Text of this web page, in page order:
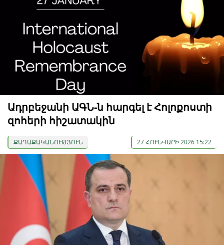
Ադրբեջանի ԱԳՆ-ն հարգել է Հոլոքոստի
զոհերի հիշատակին
ՔԱՂԱՔԱԿԱՆՈՒԹՅՈՒՆ 27 ՀՈՒՆՎԱՐԻ 2026 15:22